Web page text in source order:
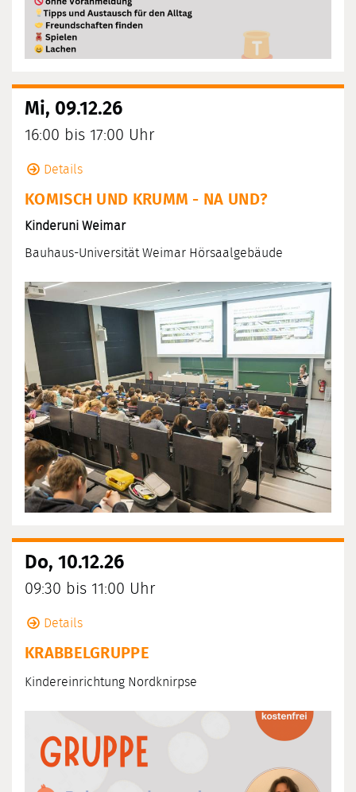
Mi, 09.12.26
16:00 bis 17:00 Uhr
Details
KOMISCH UND KRUMM - NA UND?
Kinderuni Weimar
Bauhaus-Universität Weimar Hörsaalgebäude
Do, 10.12.26
09:30 bis 11:00 Uhr
Details
KRABBELGRUPPE
Kindereinrichtung Nordknirpse